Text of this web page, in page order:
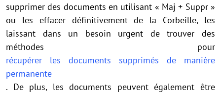
supprimer des documents en utilisant « Maj + Suppr »
ou les effacer définitivement de la Corbeille, les
laissant dans un besoin urgent de trouver des
méthodes pour
récupérer les documents supprimés de manière
permanente
. De plus, les documents peuvent également être